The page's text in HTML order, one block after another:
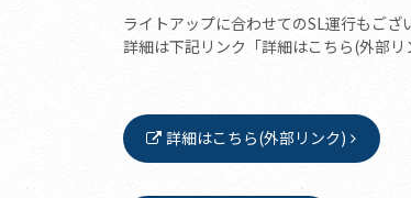
ライトアップに合わせてのSL運行もござ
詳細は下記リンク「詳細はこちら(外部
詳細はこちら(外部リンク)